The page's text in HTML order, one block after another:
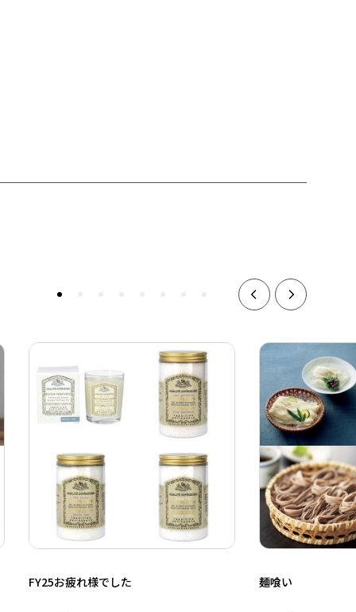
FY25お疲れ様でした 麺喰い